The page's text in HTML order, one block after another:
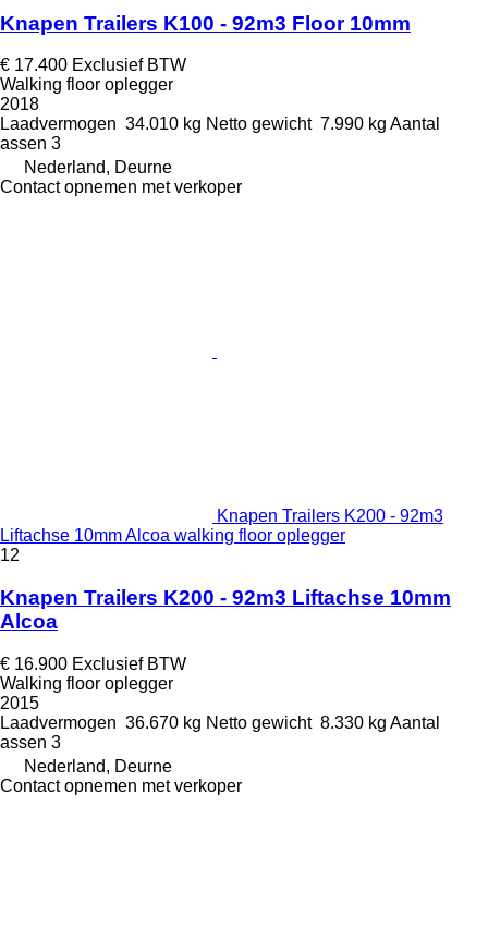
Knapen Trailers K100 - 92m3 Floor 10mm
€ 17.400 Exclusief BTW
Walking floor oplegger
2018
Laadvermogen 34.010 kg Netto gewicht 7.990 kg Aantal
assen 3
Nederland, Deurne
Contact opnemen met verkoper
Knapen Trailers K200 - 92m3
Liftachse 10mm Alcoa walking floor oplegger
12
Knapen Trailers K200 - 92m3 Liftachse 10mm
Alcoa
€ 16.900 Exclusief BTW
Walking floor oplegger
2015
Laadvermogen 36.670 kg Netto gewicht 8.330 kg Aantal
assen 3
Nederland, Deurne
Contact opnemen met verkoper